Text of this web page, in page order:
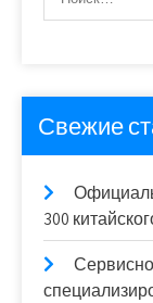
Свежие
300